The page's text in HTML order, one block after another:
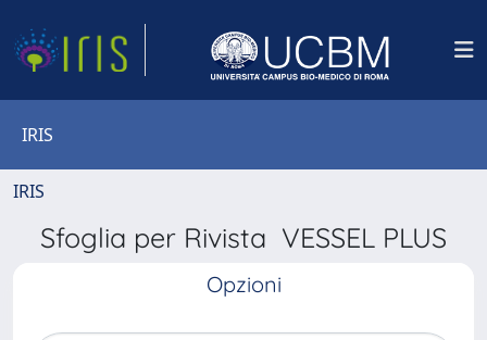
IRIS
IRIS
Sfoglia per Rivista VESSEL PLUS
Opzioni